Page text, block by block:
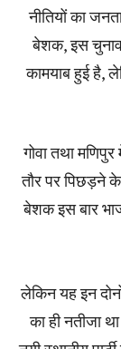
नीतियों का
बेशक, इस चुनाव
कामयाब हुई है,
गोवा तथा
तौर पर पिछड़ने
बेशक इस बार
लेकिन यह इन
का ही नतीजा